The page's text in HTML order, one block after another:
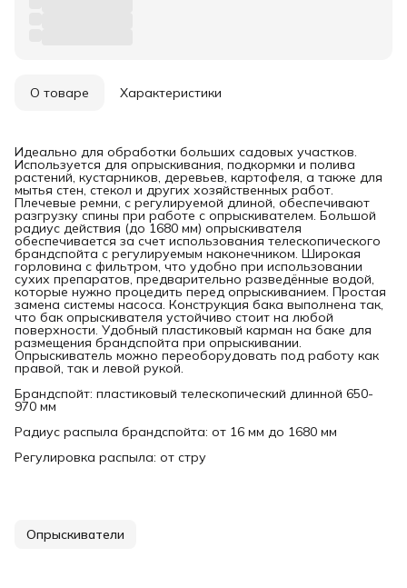
О товаре Характеристики
Идеально для обработки больших садовых участков.
Используется для опрыскивания, подкормки и полива
растений, кустарников, деревьев, картофеля, а также для
мытья стен, стекол и других хозяйственных работ.
Плечевые ремни, с регулируемой длиной, обеспечивают
разгрузку спины при работе с опрыскивателем. Большой
радиус действия (до 1680 мм) опрыскивателя
обеспечивается за счет использования телескопического
брандспойта с регулируемым наконечником. Широкая
горловина с фильтром, что удобно при использовании
сухих препаратов, предварительно разведённые водой,
которые нужно процедить перед опрыскиванием. Простая
замена системы насоса. Конструкция бака выполнена так,
что бак опрыскивателя устойчиво стоит на любой
поверхности. Удобный пластиковый карман на баке для
размещения брандспойта при опрыскивании.
Опрыскиватель можно переоборудовать под работу как
правой, так и левой рукой.
Брандспойт: пластиковый телескопический длинной 650-
970 мм
Радиус распыла брандспойта: от 16 мм до 1680 мм
Регулировка распыла: от стру
Опрыскиватели